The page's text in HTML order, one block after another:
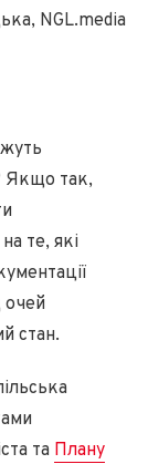
NGL.media
Якщо так,
те, які
очей
стан.
та Плану